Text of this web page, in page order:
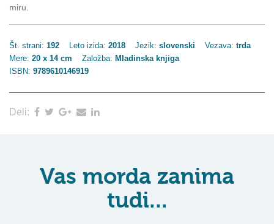
miru.
Št. strani: 192 Leto izida: 2018 Jezik: slovenski Vezava: trda
Mere: 20 x 14 cm Založba: Mladinska knjiga
ISBN: 9789610146919
Deli:
Vas morda zanima
tudi...